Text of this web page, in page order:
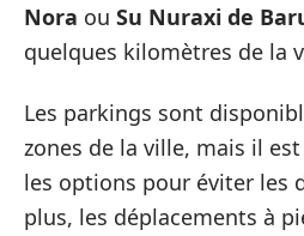
Nora ou Su Nuraxi de
quelques kilomètres de la
Les parkings sont
zones de la ville, mais il
les options pour éviter les
plus, les déplacements à